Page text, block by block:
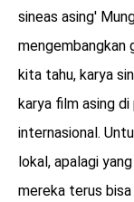
sineas asing'
mengembangkan
kita tahu, karya
karya film asing
internasional.
lokal, apalagi
mereka terus